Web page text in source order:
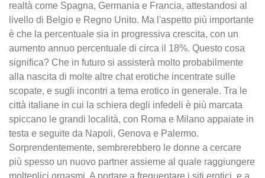
realtà come Spagna, Germania e Francia, attestandosi al
livello di Belgio e Regno Unito. Ma l'aspetto più importante
è che la percentuale sia in progressiva crescita, con un
aumento annuo percentuale di circa il 18%. Questo cosa
significa? Che in futuro si assisterà molto probabilmente
alla nascita di molte altre chat erotiche incentrate sulle
scopate, e sugli incontri a tema erotico in generale. Tra le
città italiane in cui la schiera degli infedeli è più marcata
spiccano le grandi località, con Roma e Milano appaiate in
testa e seguite da Napoli, Genova e Palermo.
Sorprendentemente, sembrerebbero le donne a cercare
più spesso un nuovo partner assieme al quale raggiungere